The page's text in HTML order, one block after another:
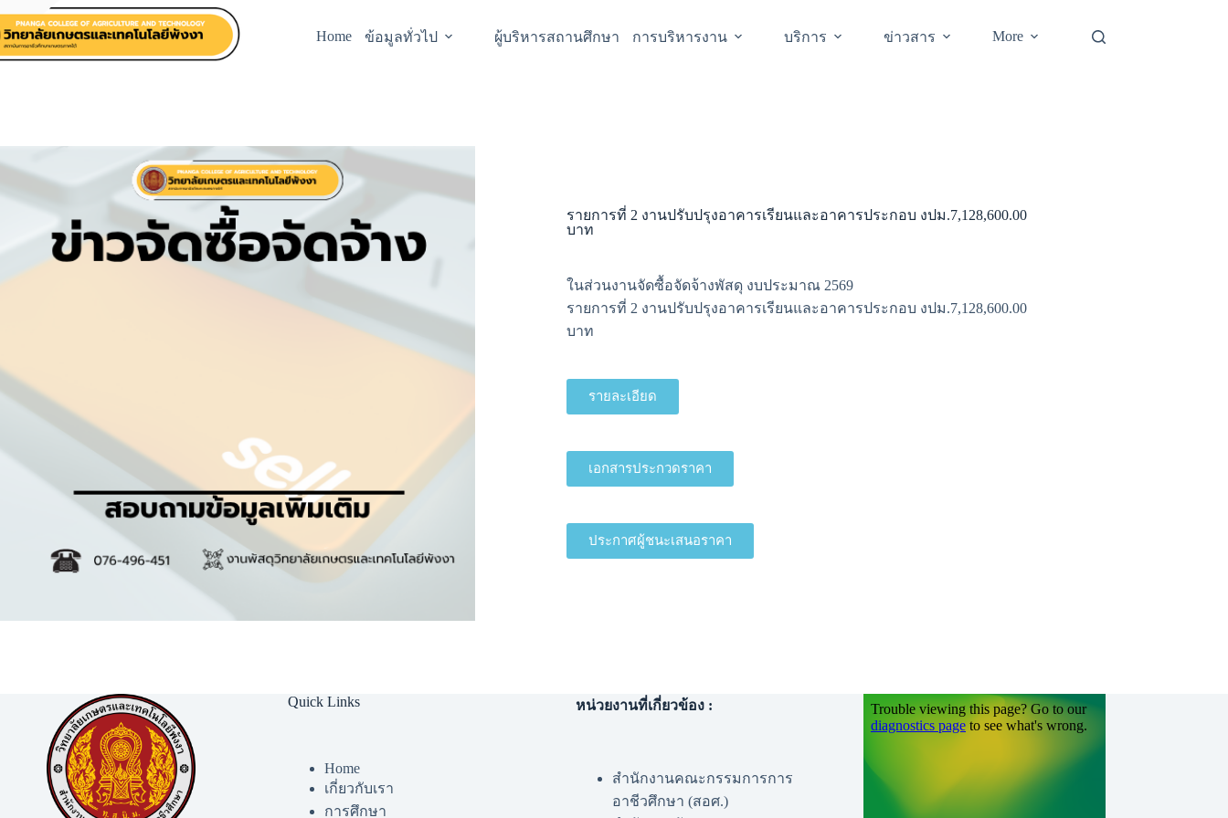
Home ข้อมูลทั่วไป ผู้บริหารสถานศึกษา การบริหารงาน บริการ ข่าวสาร More
รายการที่ 2 งานปรับปรุงอาคารเรียนและอาคารประกอบ งปม.7,128,600.00
บาท
ในส่วนงานจัดซื้อจัดจ้างพัสดุ งบประมาณ 2569
รายการที่ 2 งานปรับปรุงอาคารเรียนและอาคารประกอบ งปม.7,128,600.00
บาท
รายละเอียด
เอกสารประกวดราคา
ประกาศผู้ชนะเสนอราคา
Quick Links
Home
เกี่ยวกับเรา
การศึกษา
หน่วยงานที่เกี่ยวข้อง :
สำนักงานคณะกรรมการการ
อาชีวศึกษา (สอศ.)